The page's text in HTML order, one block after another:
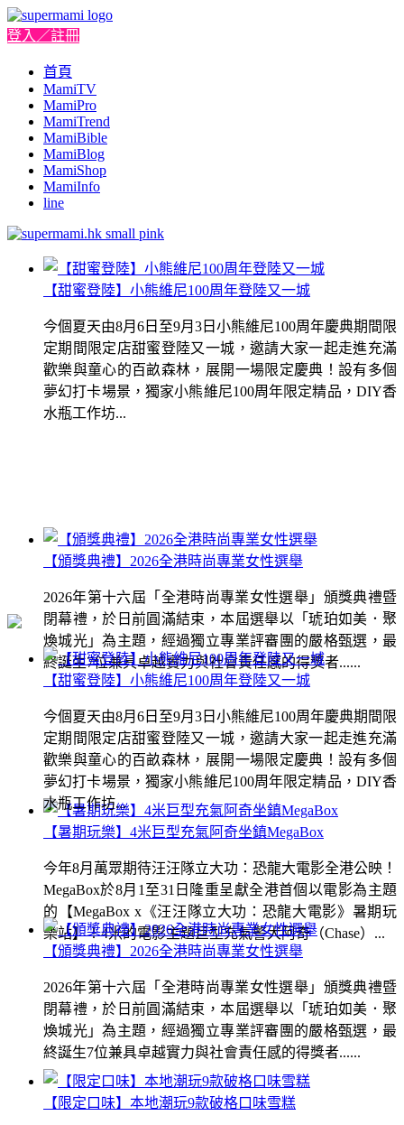
登入／註冊
首頁
MamiTV
MamiPro
MamiTrend
MamiBible
MamiBlog
MamiShop
MamiInfo
line
【甜蜜登陸】小熊維尼100周年登陸又一城
今個夏天由8月6日至9月3日小熊維尼100周年慶典期間限
定期間限定店甜蜜登陸又一城，邀請大家一起走進充滿
歡樂與童心的百畝森林，展開一場限定慶典！設有多個
夢幻打卡場景，獨家小熊維尼100周年限定精品，DIY香
水瓶工作坊...
【頒獎典禮】2026全港時尚專業女性選舉
2026年第十六屆「全港時尚專業女性選舉」頒獎典禮暨
閉幕禮，於日前圓滿結束，本屆選舉以「琥珀如美．聚
煥城光」為主題，經過獨立專業評審團的嚴格甄選，最
終誕生7位兼具卓越實力與社會責任感的得獎者......
【暑期玩樂】4米巨型充氣阿奇坐鎮MegaBox
今年8月萬眾期待汪汪隊立大功：恐龍大電影全港公映！
MegaBox於8月1至31日隆重呈獻全港首個以電影為主題
的【MegaBox x《汪汪隊立大功：恐龍大電影》暑期玩
樂站】！4米的電影主題巨型充氣警犬阿奇（Chase）...
【限定口味】本地潮玩9款破格口味雪糕
【甜蜜登陸】小熊維尼100周年登陸又一城
今個夏天由8月6日至9月3日小熊維尼100周年慶典期間限
定期間限定店甜蜜登陸又一城，邀請大家一起走進充滿
歡樂與童心的百畝森林，展開一場限定慶典！設有多個
夢幻打卡場景，獨家小熊維尼100周年限定精品，DIY香
水瓶工作坊...
【頒獎典禮】2026全港時尚專業女性選舉
2026年第十六屆「全港時尚專業女性選舉」頒獎典禮暨
閉幕禮，於日前圓滿結束，本屆選舉以「琥珀如美．聚
煥城光」為主題，經過獨立專業評審團的嚴格甄選，最
終誕生7位兼具卓越實力與社會責任感的得獎者......